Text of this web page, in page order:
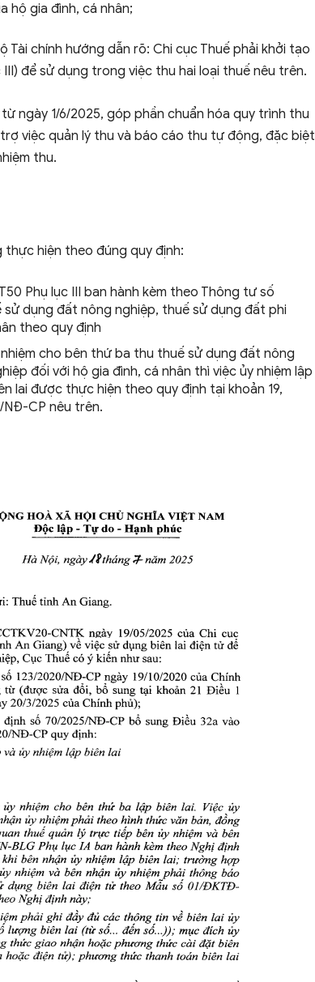
hộ gia đình, cá nhân;
Tài chính hướng dẫn rõ: Chi cục Thuế phải khởi tạo
để sử dụng trong việc thu hai loại thuế nêu trên.
ngày 1/6/2025, góp phần chuẩn hóa quy trình thu
việc quản lý thu và báo cáo thu tự động, đặc biệt
thu.
thực hiện theo đúng quy định:
Phụ lục III ban hành kèm theo Thông tư số
dụng đất nông nghiệp, thuế sử dụng đất phi
theo quy định
cho bên thứ ba thu thuế sử dụng đất nông
đối với hộ gia đình, cá nhân thì việc ủy nhiệm lập
lai được thực hiện theo quy định tại khoản 19,
NĐ-CP nêu trên.